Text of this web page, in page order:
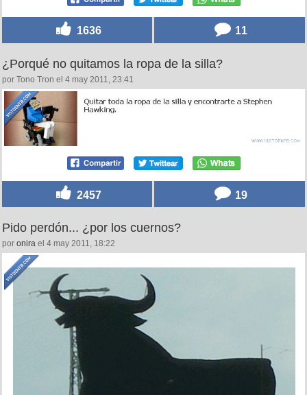
1636 11
¿Porqué no quitamos la ropa de la silla?
por Tono Tron el 4 may 2011, 23:41
2457 19
Pido perdón... ¿por los cuernos?
por onira el 4 may 2011, 18:22